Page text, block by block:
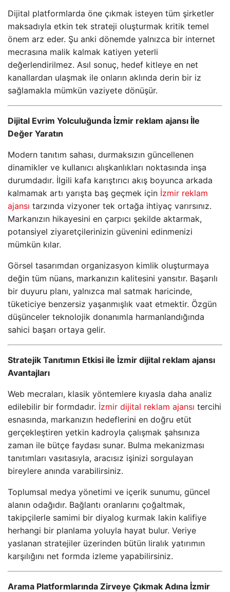
Dijital platformlarda öne çıkmak isteyen tüm şirketler
maksadıyla etkin tek strateji oluşturmak kritik temel
önem arz eder. Şu anki dönemde yalnızca bir internet
mecrasına malik kalmak katiyen yeterli
değerlendirilmez. Asıl sonuç, hedef kitleye en net
kanallardan ulaşmak ile onların aklında derin bir iz
sağlamakla mümkün vaziyete dönüşür.
Dijital Evrim Yolculuğunda İzmir reklam ajansı İle
Değer Yaratın
Modern tanıtım sahası, durmaksızın güncellenen
dinamikler ve kullanıcı alışkanlıkları noktasında inşa
durumdadır. İlgili kafa karıştırıcı akış boyunca arkada
kalmamak artı yarışta baş geçmek için İzmir reklam
ajansı tarzında vizyoner tek ortağa ihtiyaç varırsınız.
Markanızın hikayesini en çarpıcı şekilde aktarmak,
potansiyel ziyaretçilerinizin güvenini edinmenizi
mümkün kılar.
Görsel tasarımdan organizasyon kimlik oluşturmaya
değin tüm nüans, markanızın kalitesini yansıtır. Başarılı
bir duyuru planı, yalnızca mal satmak haricinde,
tüketiciye benzersiz yaşanmışlık vaat etmektir. Özgün
düşünceler teknolojik donanımla harmanlandığında
sahici başarı ortaya gelir.
Stratejik Tanıtımın Etkisi ile İzmir dijital reklam ajansı
Avantajları
Web mecraları, klasik yöntemlere kıyasla daha analiz
edilebilir bir formdadır. İzmir dijital reklam ajansı tercihi
esnasında, markanızın hedeflerini en doğru etüt
gerçekleştiren yetkin kadroyla çalışmak şahsınıza
zaman ile bütçe faydası sunar. Bulma mekanizması
tanıtımları vasıtasıyla, aracısız işinizi sorgulayan
bireylere anında varabilirsiniz.
Toplumsal medya yönetimi ve içerik sunumu, güncel
alanın odağıdır. Bağlantı oranlarını çoğaltmak,
takipçilerle samimi bir diyalog kurmak lakin kalifiye
herhangi bir planlama yoluyla hayat bulur. Veriye
yaslanan stratejiler üzerinden bütün liralık yatırımın
karşılığını net formda izleme yapabilirsiniz.
Arama Platformlarında Zirveye Çıkmak Adına İzmir